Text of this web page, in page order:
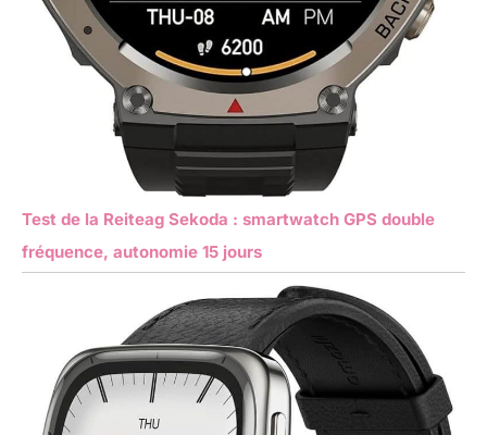
Test de la Reiteag Sekoda : smartwatch GPS double
fréquence, autonomie 15 jours